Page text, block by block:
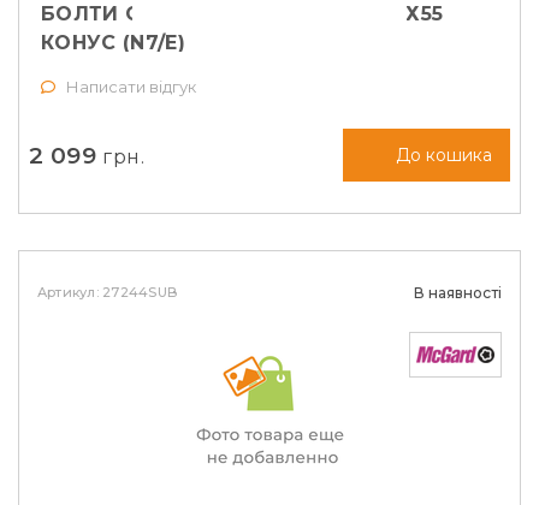
БОЛТИ СЕКРЕТНІ FARAD М14Х1,25Х55
КОНУС (N7/E)
Написати відгук
2 099 грн. До кошика
Артикул: 27244SUB В наявності